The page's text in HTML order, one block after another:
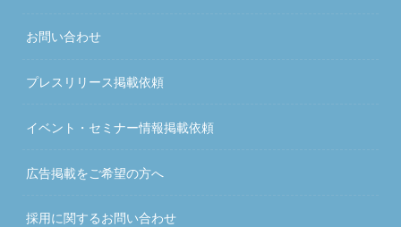
お問い合わせ
プレスリリース掲載依頼
イベント・セミナー情報掲載依頼
広告掲載をご希望の方へ
採用に関するお問い合わせ